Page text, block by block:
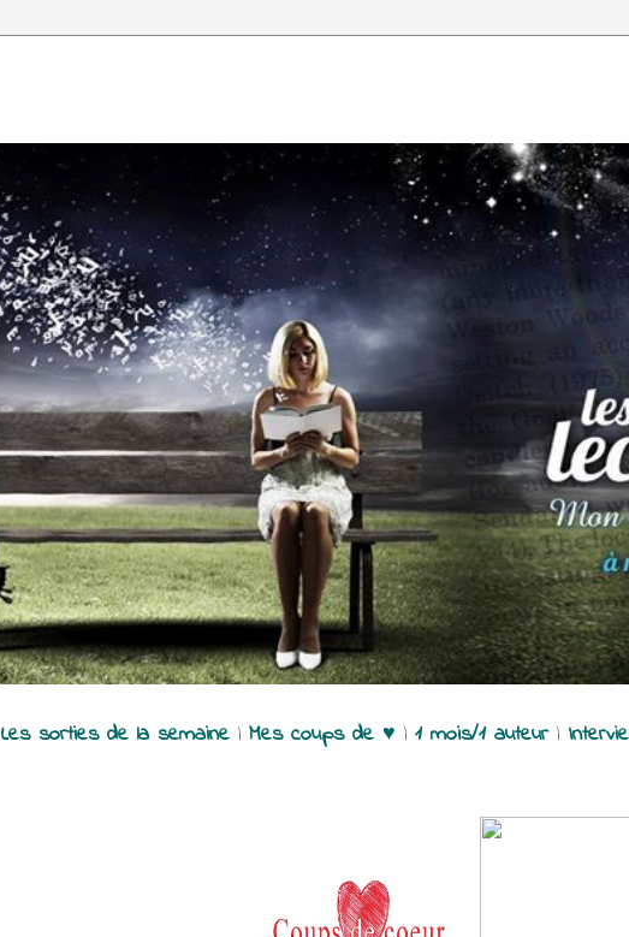
Les sorties de la semaine| Mes coups de ♥ | 1 mois/1 auteur|